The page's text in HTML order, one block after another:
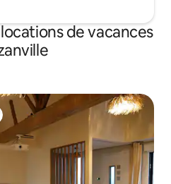
de vacances